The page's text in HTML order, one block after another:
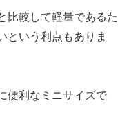
比較して軽量であるた
という利点もありま
便利なミニサイズで